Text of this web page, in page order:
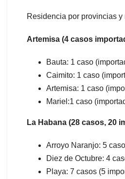
Residencia por provincias y
Artemisa (4 casos
Bauta: 1 caso
Caimito: 1 caso
Artemisa: 1 caso
Mariel:1 caso
La Habana (28 casos, 20
Arroyo Naranjo: 5
Diez de Octubre: 4
Playa: 7 casos (5